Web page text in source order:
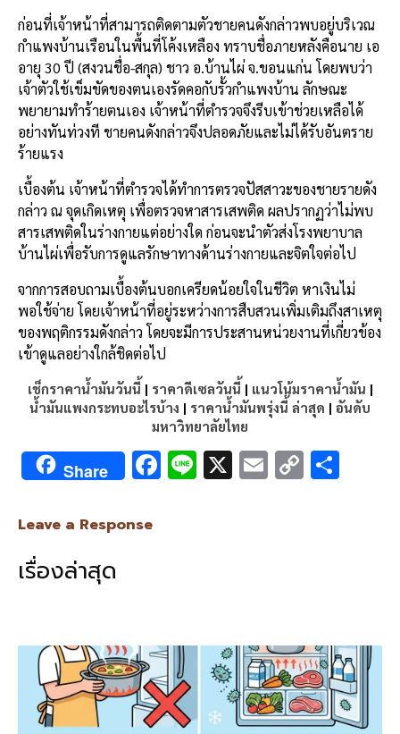
ก่อนที่เจ้าหน้าที่สามารถติดตามตัวชายคนดังกล่าวพบอยู่บริเวณ
กำแพงบ้านเรือนในพื้นที่โค้งเหลือง ทราบชื่อภายหลังคือนาย เอ
อายุ 30 ปี (สงวนชื่อ-สกุล) ชาว อ.บ้านไผ่ จ.ขอนแก่น โดยพบว่า
เจ้าตัวใช้เข็มขัดของตนเองรัดคอกับรั้วกำแพงบ้าน ลักษณะ
พยายามทำร้ายตนเอง เจ้าหน้าที่ตำรวจจึงรีบเข้าช่วยเหลือได้
อย่างทันท่วงที ชายคนดังกล่าวจึงปลอดภัยและไม่ได้รับอันตราย
ร้ายแรง
เบื้องต้น เจ้าหน้าที่ตำรวจได้ทำการตรวจปัสสาวะของชายรายดัง
กล่าว ณ จุดเกิดเหตุ เพื่อตรวจหาสารเสพติด ผลปรากฏว่าไม่พบ
สารเสพติดในร่างกายแต่อย่างใด ก่อนจะนำตัวส่งโรงพยาบาล
บ้านไผ่เพื่อรับการดูแลรักษาทางด้านร่างกายและจิตใจต่อไป
จากการสอบถามเบื้องต้นบอกเครียดน้อยใจในชีวิต หาเงินไม่
พอใช้จ่าย โดยเจ้าหน้าที่อยู่ระหว่างการสืบสวนเพิ่มเติมถึงสาเหตุ
ของพฤติกรรมดังกล่าว โดยจะมีการประสานหน่วยงานที่เกี่ยวข้อง
เข้าดูแลอย่างใกล้ชิดต่อไป
เช็กราคาน้ำมันวันนี้ | ราคาดีเซลวันนี้ | แนวโน้มราคาน้ำมัน |
น้ำมันแพงกระทบอะไรบ้าง | ราคาน้ำมันพรุ่งนี้ ล่าสุด | อันดับ
มหาวิทยาลัยไทย
Share F
k
Li X E C
Leave a Response
เรื่องล่าสุด